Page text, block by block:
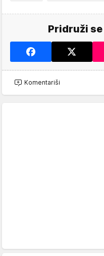
Pridruži se
Komentariši